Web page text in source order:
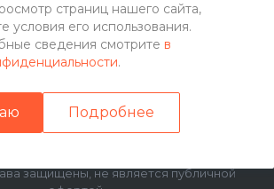
страниц нашего сайта,
условия его использования.
сведения смотрите в
.
Подробнее
защищены, не является публичной